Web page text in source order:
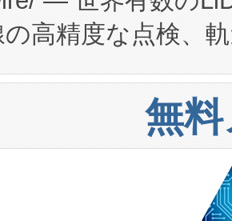
術移転および知的
ニングカリキュ
商用化段階におけ
よび立ち上げ調整
Enzeneのバイオ
製品について、自
入、運用に至る
し、確保する事
るデータセンター
大きな負担をかけ
担軽減という課題
迅速にし、ピーク
高精度な点検、
おけるバルク材
ン「Avia 2」を発
は、1,000メート
を切り替えるこ
枝などの細かな対
無